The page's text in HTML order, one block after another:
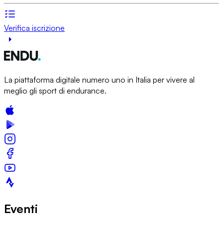
Verifica iscrizione
La piattaforma digitale numero uno in Italia per vivere al
meglio gli sport di endurance.
Eventi